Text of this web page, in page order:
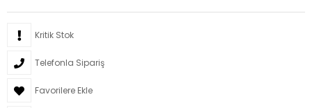
Kritik Stok
Telefonla Sipariş
Favorilere Ekle